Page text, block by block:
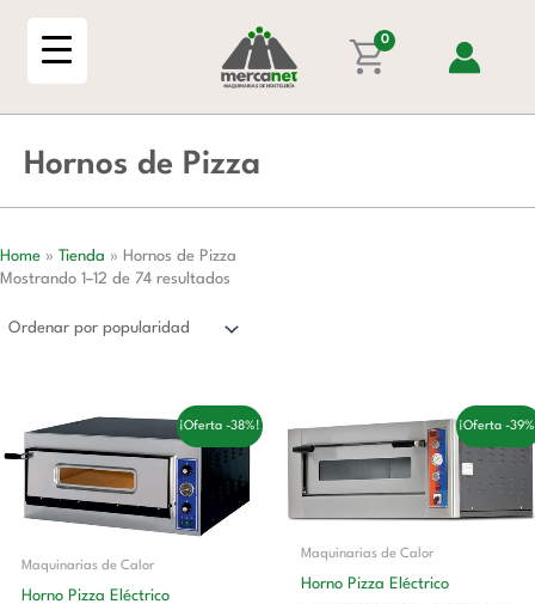
0
Hornos de Pizza
Home » Tienda » Hornos de Pizza
Mostrando 1–12 de 74 resultados
popularidad
¡Oferta -38%!
Maquinarias de Calor
Horno Pizza Eléctrico
El
precio
original
2.424,00 €.
El
precio
actual
es:
1.491,00 €.
¡Oferta -
Maquinarias de Calor
Horno Pizza Eléctrico
El
precio
original
era:
2.139,00 €.
El
precio
actual
es:
1.315,00 €.